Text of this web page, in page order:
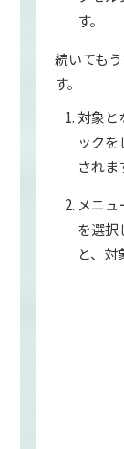
す。
続いても
す。
対象と
ックを
されま
メニュ
を選択
と、対